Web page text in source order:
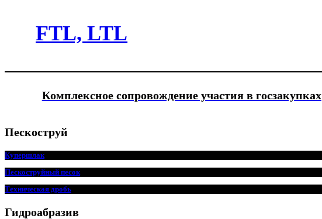
FTL, LTL
Комплексное сопровождение участия в госзакупках
Пескоструй
Купершлак
Пескоструйный песок
Техническая дробь
Гидроабразив